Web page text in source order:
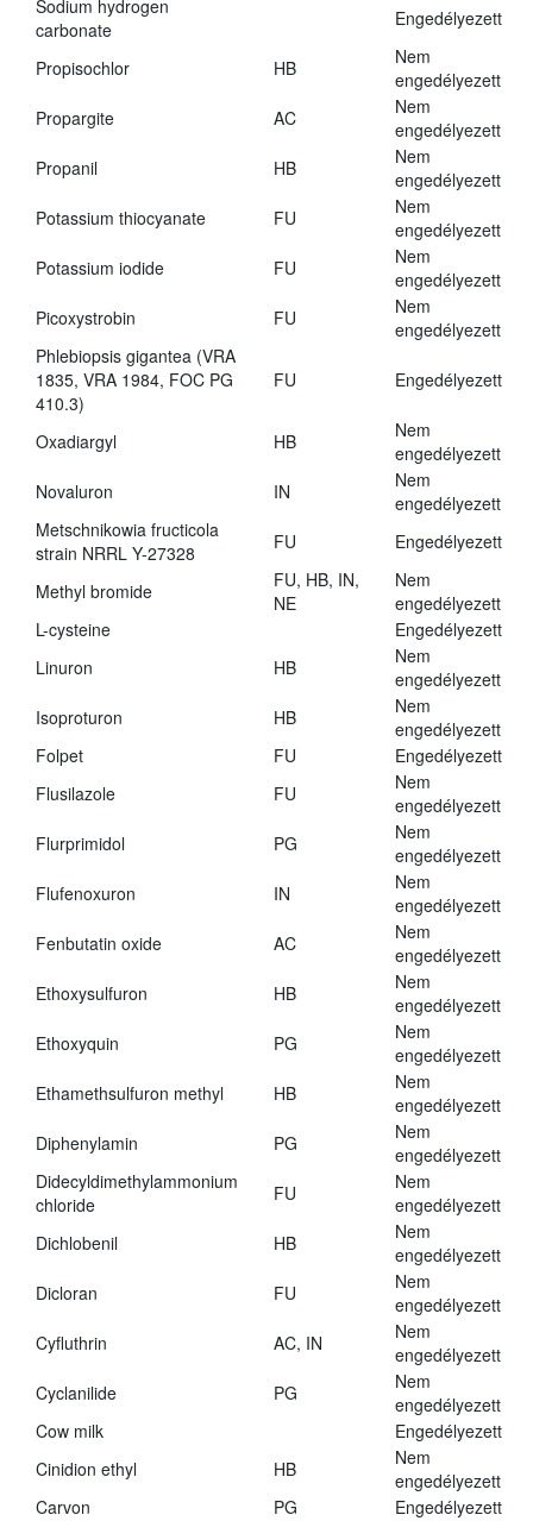
Sodium hydrogen
carbonate
Engedélyezett
Propisochlor HB
Nem
engedélyezett
Propargite
AC
Nem
engedélyezett
Propanil
HB
Nem
engedélyezett
Potassium thiocyanate
FU
Nem
engedélyezett
Potassium iodide
FU
Nem
engedélyezett
Picoxystrobin
FU
Nem
engedélyezett
Phlebiopsis gigantea (VRA
1835, VRA 1984, FOC PG
410.3)
FU Engedélyezett
Oxadiargyl HB
Nem
engedélyezett
Novaluron
IN
Nem
engedélyezett
Metschnikowia fructicola
strain NRRL Y-27328
FU Engedélyezett
Methyl bromide
FU, HB, IN,
NE
Nem
engedélyezett
L-cysteine
Engedélyezett
Linuron
HB
Nem
engedélyezett
Isoproturon
HB
Nem
engedélyezett
Folpet
FU
Engedélyezett
Flusilazole
FU
Nem
engedélyezett
Flurprimidol
PG
Nem
engedélyezett
Flufenoxuron
IN
Nem
engedélyezett
Fenbutatin oxide
AC
Nem
engedélyezett
Ethoxysulfuron
HB
Nem
engedélyezett
Ethoxyquin
PG
Nem
engedélyezett
Ethamethsulfuron methyl
HB
Nem
engedélyezett
Diphenylamin
PG
Nem
engedélyezett
Didecyldimethylammonium
chloride
FU
Nem
engedélyezett
Dichlobenil
HB
Nem
engedélyezett
Dicloran
FU
Nem
engedélyezett
Cyfluthrin
AC, IN
Nem
engedélyezett
Cyclanilide
PG
Nem
engedélyezett
Cow milk
Engedélyezett
Cinidion ethyl
HB
Nem
engedélyezett
Carvon
PG Engedélyezett